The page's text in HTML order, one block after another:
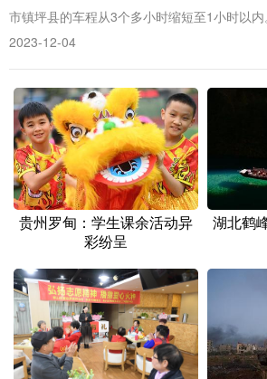
市镇坪县的车程从3个多小时缩短至1小时以内
2023-12-04
贵州罗甸：学生课余活动异
彩纷呈
湖北鹤